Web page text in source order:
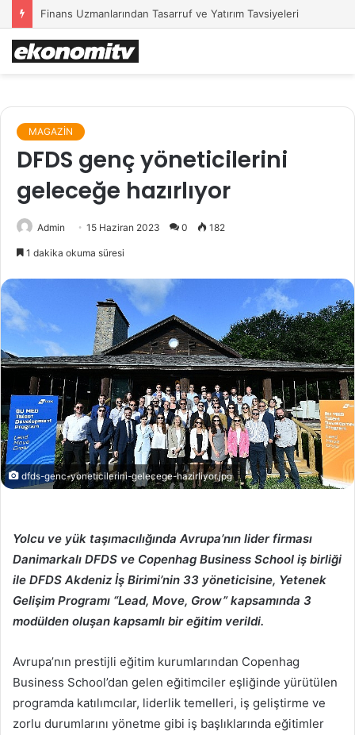
Finans Uzmanlarından Tasarruf ve Yatırım Tavsiyeleri
MAGAZİN
DFDS genç yöneticilerini
geleceğe hazırlıyor
Admin 15 Haziran 2023 0 182
1 dakika okuma süresi
dfds-genc-yoneticilerini-gelecege-hazirliyor.jpg
Yolcu ve yük taşımacılığında Avrupa’nın lider firması
Danimarkalı DFDS ve Copenhag Business School iş birliği
ile DFDS Akdeniz İş Birimi’nin 33 yöneticisine, Yetenek
Gelişim Programı “Lead, Move, Grow” kapsamında 3
modülden oluşan kapsamlı bir eğitim verildi.
Avrupa’nın prestijli eğitim kurumlarından Copenhag
Business School’dan gelen eğitimciler eşliğinde yürütülen
programda katılımcılar, liderlik temelleri, iş geliştirme ve
zorlu durumlarını yönetme gibi iş başlıklarında eğitimler